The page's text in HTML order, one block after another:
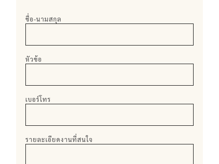
ชื่อ-นามสกุล
หัวข้อ
เบอร์โทร
รายละเอียดงานที่สนใจ